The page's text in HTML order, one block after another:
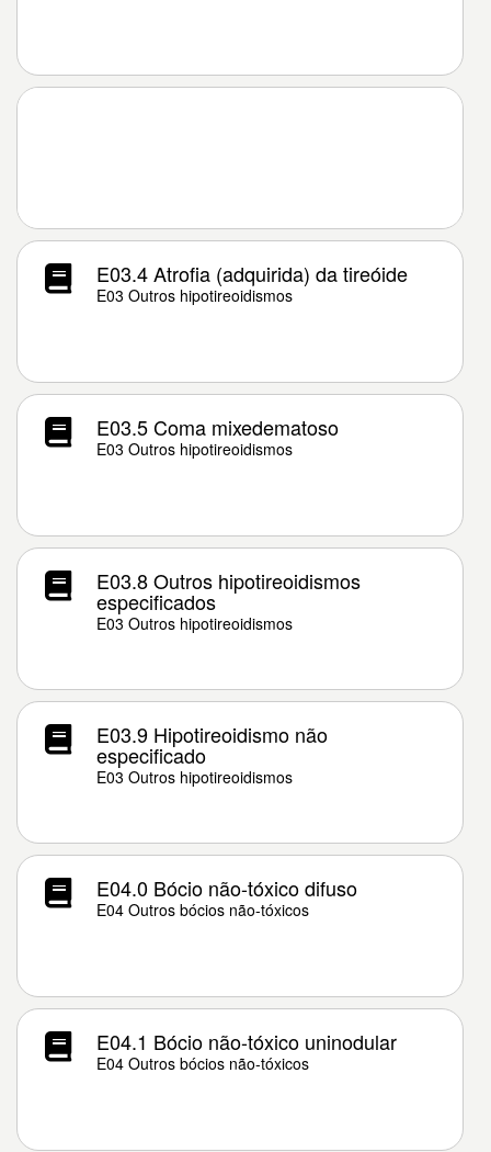
E03.4 Atrofia (adquirida) da tireóide
E03 Outros hipotireoidismos
E03.5 Coma mixedematoso
E03 Outros hipotireoidismos
E03.8 Outros hipotireoidismos
especificados
E03 Outros hipotireoidismos
E03.9 Hipotireoidismo não
especificado
E03 Outros hipotireoidismos
E04.0 Bócio não-tóxico difuso
E04 Outros bócios não-tóxicos
E04.1 Bócio não-tóxico uninodular
E04 Outros bócios não-tóxicos